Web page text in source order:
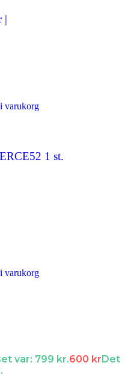
|
varukorg
1 st.
varukorg
var: 799 kr.600 krDet